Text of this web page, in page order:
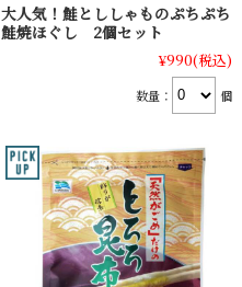
大人気！鮭とししゃものぷちぷち
鮭焼ほぐし 2個セット
¥990(税込)
数量： 個